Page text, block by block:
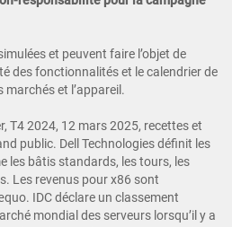
et peuvent faire l’objet de
des fonctionnalités et le calendrier de
et l’appareil.
T4 2024, 12 mars 2025, recettes et
public. Dell Technologies définit les
les bâtis standards, les tours, les
Les revenus pour x86 sont
IDC déclare un classement
mondial des serveurs lorsqu’il y a